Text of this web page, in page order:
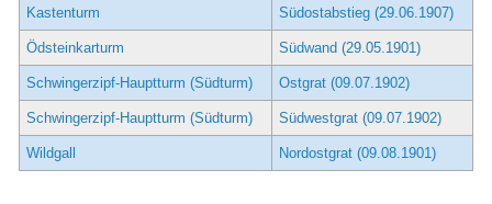
Kastenturm Südostabstieg (29.06.1907)
Ödsteinkarturm Südwand (29.05.1901)
Schwingerzipf-Hauptturm (Südturm) Ostgrat (09.07.1902)
Schwingerzipf-Hauptturm (Südturm) Südwestgrat (09.07.1902)
Wildgall Nordostgrat (09.08.1901)